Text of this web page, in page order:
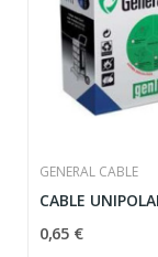
GENERAL CABLE
0,65 €